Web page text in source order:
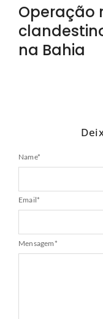
Operação
na Bahia
Name*
Email*